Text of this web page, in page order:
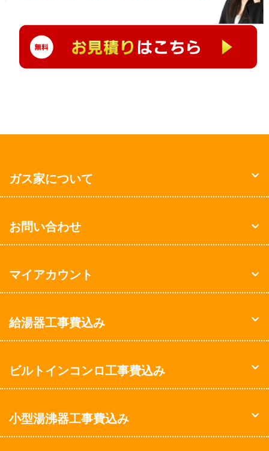
ガス家について
お問い合わせ
マイアカウント
給湯器工事費込み
ビルトインコンロ工事費込み
小型湯沸器工事費込み